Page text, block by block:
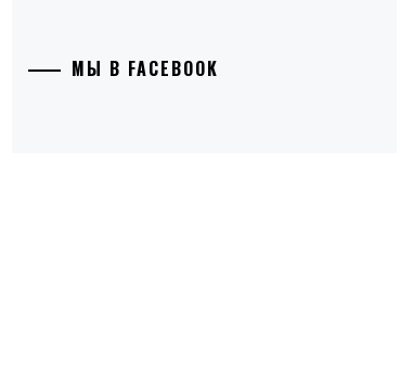
МЫ В FACEBOOK